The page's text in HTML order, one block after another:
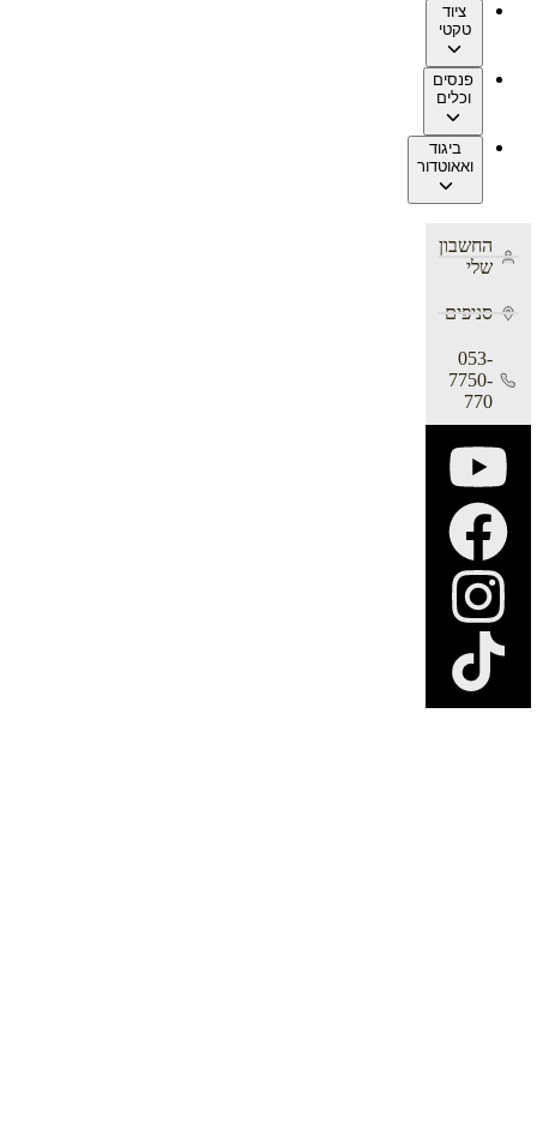
ציוד
טקטי
פנסים
וכלים
ביגוד
ואאוטדור
החשבון
שלי
סניפים
053-
7750-
770